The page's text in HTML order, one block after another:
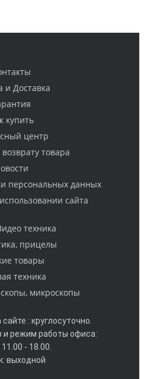
и Доставка
купить
центр
товара
персональных данных
сайта
техника
прицелы
товары
техника
микроскопы
: круглосуточно.
и режим работы офиса:
- 18.00.
выходной